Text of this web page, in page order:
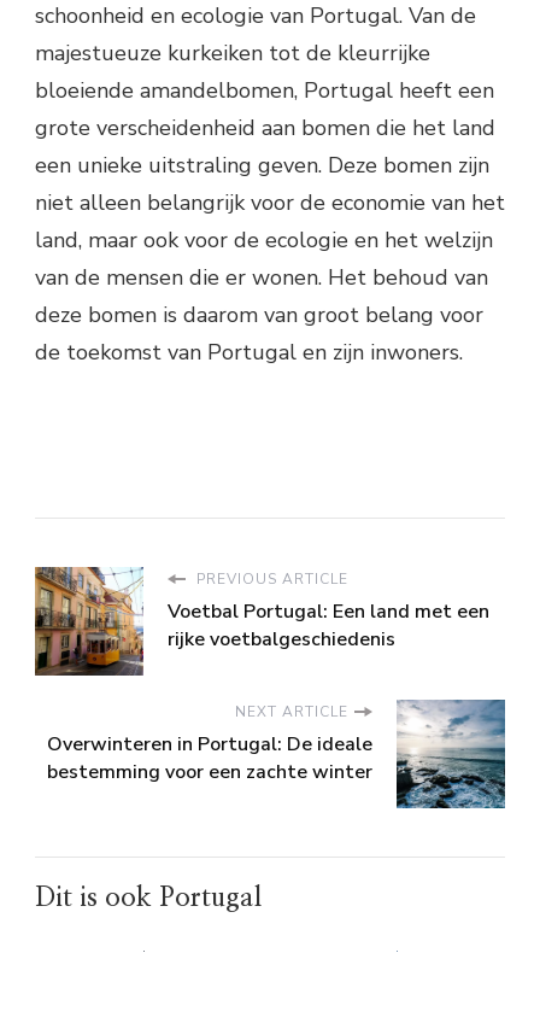
schoonheid en ecologie van Portugal. Van de
majestueuze kurkeiken tot de kleurrijke
bloeiende amandelbomen, Portugal heeft een
grote verscheidenheid aan bomen die het land
een unieke uitstraling geven. Deze bomen zijn
niet alleen belangrijk voor de economie van het
land, maar ook voor de ecologie en het welzijn
van de mensen die er wonen. Het behoud van
deze bomen is daarom van groot belang voor
de toekomst van Portugal en zijn inwoners.
PREVIOUS ARTICLE
Voetbal Portugal: Een land met een
rijke voetbalgeschiedenis
NEXT ARTICLE
Overwinteren in Portugal: De ideale
bestemming voor een zachte winter
Dit is ook Portugal